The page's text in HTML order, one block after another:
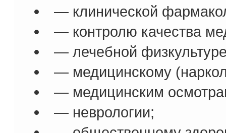
— клинической
— контролю качества
— лечебной
— медицинскому
— медицинским
— неврологии;